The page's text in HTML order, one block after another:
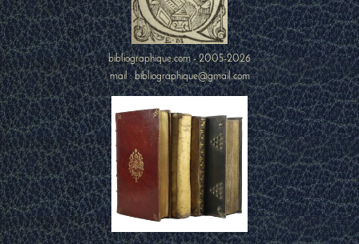
bibliographique.com - 2005-2026
mail : bibliographique@gmail.com